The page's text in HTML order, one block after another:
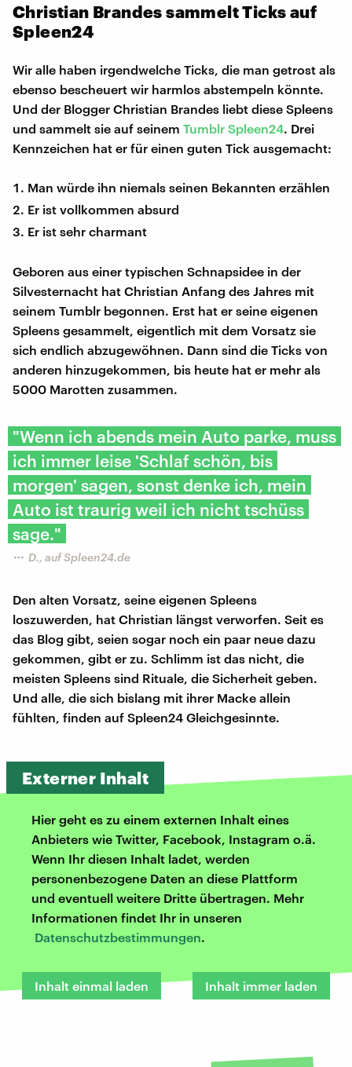
Christian Brandes sammelt Ticks auf
Spleen24
Wir alle haben irgendwelche Ticks, die man getrost als
ebenso bescheuert wir harmlos abstempeln könnte.
Und der Blogger Christian Brandes liebt diese Spleens
und sammelt sie auf seinem Tumblr Spleen24. Drei
Kennzeichen hat er für einen guten Tick ausgemacht:
Man würde ihn niemals seinen Bekannten erzählen
Er ist vollkommen absurd
Er ist sehr charmant
Geboren aus einer typischen Schnapsidee in der
Silvesternacht hat Christian Anfang des Jahres mit
seinem Tumblr begonnen. Erst hat er seine eigenen
Spleens gesammelt, eigentlich mit dem Vorsatz sie
sich endlich abzugewöhnen. Dann sind die Ticks von
anderen hinzugekommen, bis heute hat er mehr als
5000 Marotten zusammen.
"Wenn ich abends mein Auto parke, muss
ich immer leise 'Schlaf schön, bis
morgen' sagen, sonst denke ich, mein
Auto ist traurig weil ich nicht tschüss
sage."
D., auf Spleen24.de
Den alten Vorsatz, seine eigenen Spleens
loszuwerden, hat Christian längst verworfen. Seit es
das Blog gibt, seien sogar noch ein paar neue dazu
gekommen, gibt er zu. Schlimm ist das nicht, die
meisten Spleens sind Rituale, die Sicherheit geben.
Und alle, die sich bislang mit ihrer Macke allein
fühlten, finden auf Spleen24 Gleichgesinnte.
Externer Inhalt
Hier geht es zu einem externen Inhalt eines
Anbieters wie Twitter, Facebook, Instagram o.ä.
Wenn Ihr diesen Inhalt ladet, werden
personenbezogene Daten an diese Plattform
und eventuell weitere Dritte übertragen. Mehr
Informationen findet Ihr in unseren
Datenschutzbestimmungen.
Inhalt einmal laden Inhalt immer laden